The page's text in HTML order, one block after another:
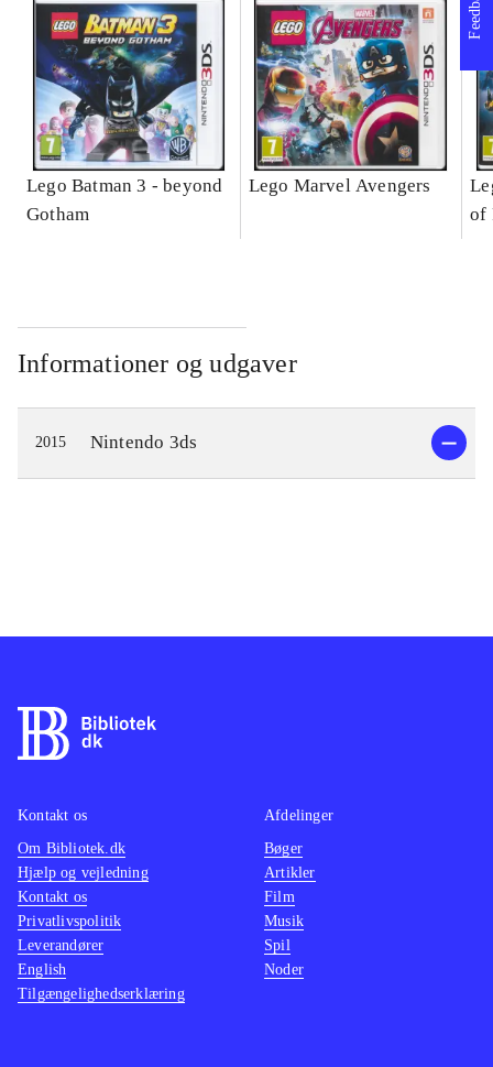
Lego Batman 3 - beyond
Gotham
Lego Marvel Avengers
of
Informationer og udgaver
2015 Nintendo 3ds
Kontakt os
Om Bibliotek.dk
Hjælp og vejledning
Kontakt os
Privatlivspolitik
Leverandører
English
Tilgængelighedserklæring
Afdelinger
Bøger
Artikler
Film
Musik
Spil
Noder